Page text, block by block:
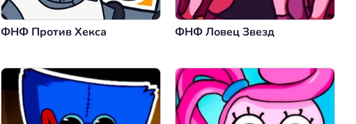
ФНФ Против Хекса ФНФ Ловец Звезд